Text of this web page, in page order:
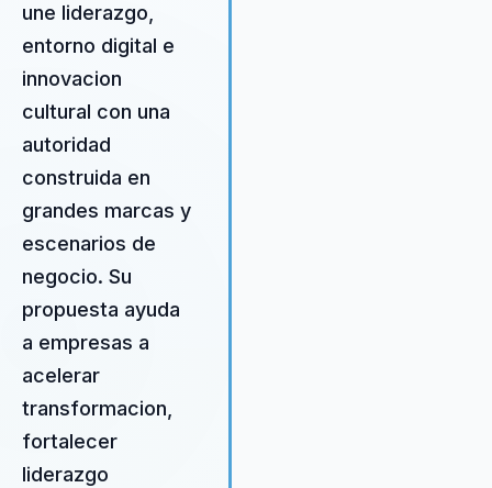
une liderazgo,
entorno digital e
innovacion
cultural con una
autoridad
construida en
grandes marcas y
escenarios de
negocio. Su
propuesta ayuda
a empresas a
acelerar
transformacion,
fortalecer
liderazgo